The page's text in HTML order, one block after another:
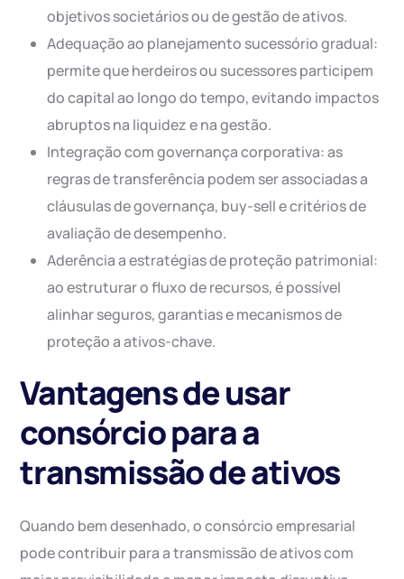
objetivos societários ou de gestão de ativos.
Adequação ao planejamento sucessório gradual:
permite que herdeiros ou sucessores participem
do capital ao longo do tempo, evitando impactos
abruptos na liquidez e na gestão.
Integração com governança corporativa: as
regras de transferência podem ser associadas a
cláusulas de governança, buy-sell e critérios de
avaliação de desempenho.
Aderência a estratégias de proteção patrimonial:
ao estruturar o fluxo de recursos, é possível
alinhar seguros, garantias e mecanismos de
proteção a ativos-chave.
Vantagens de usar
consórcio para a
transmissão de ativos
Quando bem desenhado, o consórcio empresarial
pode contribuir para a transmissão de ativos com